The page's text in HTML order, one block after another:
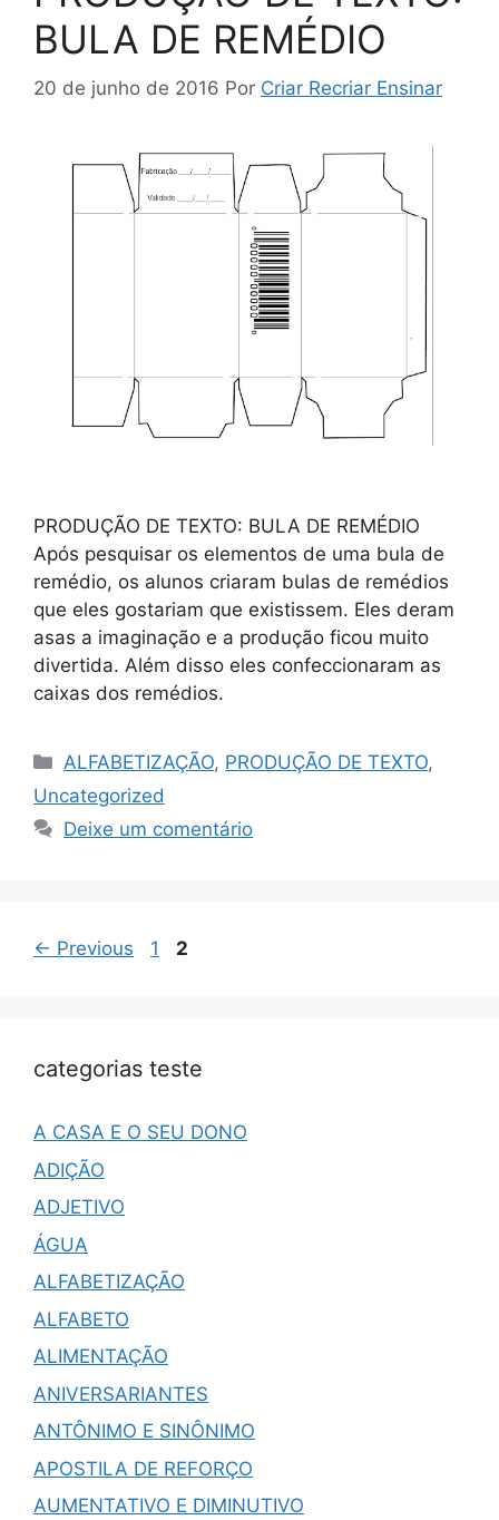
BULA DE REMÉDIO
20 de junho de 2016 Por Criar Recriar Ensinar
PRODUÇÃO DE TEXTO: BULA DE REMÉDIO
Após pesquisar os elementos de uma bula de
remédio, os alunos criaram bulas de remédios
que eles gostariam que existissem. Eles deram
asas a imaginação e a produção ficou muito
divertida. Além disso eles confeccionaram as
caixas dos remédios.
ALFABETIZAÇÃO, PRODUÇÃO DE TEXTO,
Uncategorized
Deixe um comentário
← Previous 1 2
categorias teste
A CASA E O SEU DONO
ADIÇÃO
ADJETIVO
ÁGUA
ALFABETIZAÇÃO
ALFABETO
ALIMENTAÇÃO
ANIVERSARIANTES
ANTÔNIMO E SINÔNIMO
APOSTILA DE REFORÇO
AUMENTATIVO E DIMINUTIVO